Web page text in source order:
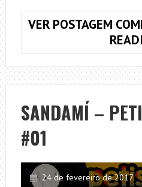
VER POSTAGEM
SANDAMÍ –
#01
24 de fevereiro de 2017